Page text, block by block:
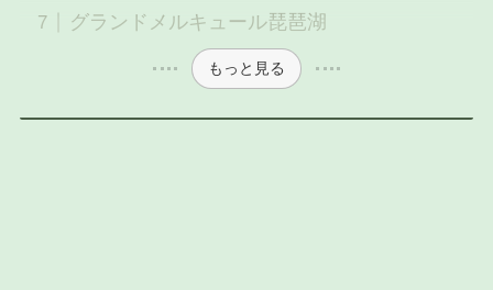
グランドメルキュール琵琶湖
もっと見る